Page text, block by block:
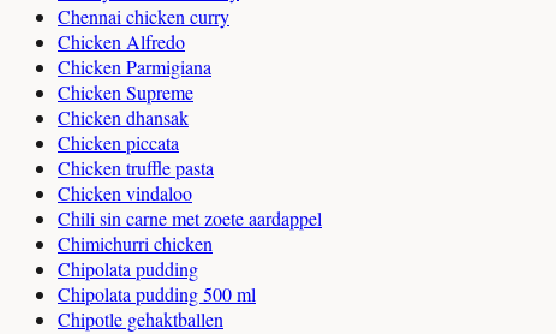
Chennai chicken curry
Chicken Alfredo
Chicken Parmigiana
Chicken Supreme
Chicken dhansak
Chicken piccata
Chicken truffle pasta
Chicken vindaloo
Chili sin carne met zoete aardappel
Chimichurri chicken
Chipolata pudding
Chipolata pudding 500 ml
Chipotle gehaktballen